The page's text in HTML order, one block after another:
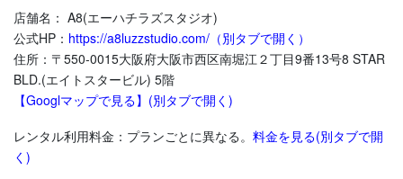
店舗名： A8(エーハチラズスタジオ)
公式HP： https://a8luzzstudio.com/（別タブで開く）
住所：〒550-0015大阪府大阪市西区南堀江２丁目9番13号8 STAR
BLD.(エイトスタービル) 5階
【Googlマップで見る】(別タブで開く)
レンタル利用料金：プランごとに異なる。 料金を見る(別タブで開
く)